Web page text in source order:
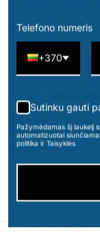
Telefono numeris
+370
Sutinku gauti
Pažymėdamas šį laukelį
automatizuotai
politika ir Taisyklės